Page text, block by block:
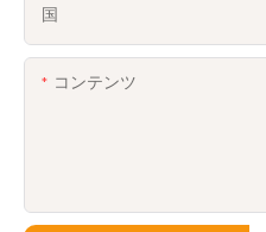
国
コンテンツ